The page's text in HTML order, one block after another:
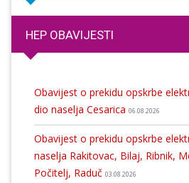
HEP OBAVIJESTI
Obavijest o prekidu opskrbe
dio naselja Cesarica 06.08.2026
Obavijest o prekidu opskrbe
naselja Rakitovac, Bilaj, Ribnik,
Počitelj, Raduč 03.08.2026